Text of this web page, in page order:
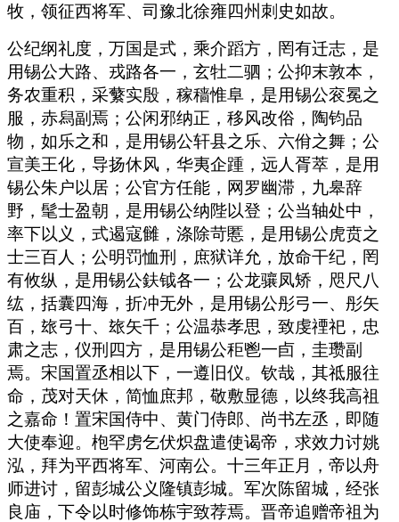
牧，领征西将军、司豫北徐雍四州刺史如故。
公纪纲礼度，万国是式，乘介蹈方，罔有迁志，是
用锡公大路、戎路各一，玄牡二驷；公抑末敦本，
务农重积，采蘩实殷，稼穑惟阜，是用锡公衮冕之
服，赤舄副焉；公闲邪纳正，移风改俗，陶钧品
物，如乐之和，是用锡公轩县之乐、六佾之舞；公
宣美王化，导扬休风，华夷企踵，远人胥萃，是用
锡公朱户以居；公官方任能，网罗幽滞，九皋辞
野，髦士盈朝，是用锡公纳陛以登；公当轴处中，
率下以义，式遏寇雠，涤除苛慝，是用锡公虎贲之
士三百人；公明罚恤刑，庶狱详允，放命干纪，罔
有攸纵，是用锡公鈇钺各一；公龙骧凤矫，咫尺八
纮，括囊四海，折冲无外，是用锡公彤弓一、彤矢
百，玈弓十、玈矢千；公温恭孝思，致虔禋祀，忠
肃之志，仪刑四方，是用锡公秬鬯一卣，圭瓒副
焉。宋国置丞相以下，一遵旧仪。钦哉，其祗服往
命，茂对天休，简恤庶邦，敬敷显德，以终我高祖
之嘉命！置宋国侍中、黄门侍郎、尚书左丞，即随
大使奉迎。枹罕虏乞伏炽盘遣使谒帝，求效力讨姚
泓，拜为平西将军、河南公。十三年正月，帝以舟
师进讨，留彭城公义隆镇彭城。军次陈留城，经张
良庙，下令以时修饰栋宇致荐焉。晋帝追赠帝祖为